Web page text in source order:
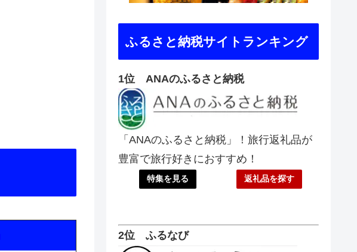
ふるさと納税サイトランキング
1位 ANAのふるさと納税
「ANAのふるさと納税」！旅行返礼品が
豊富で旅行好きにおすすめ！
特集を見る 返礼品を探す
2位 ふるなび